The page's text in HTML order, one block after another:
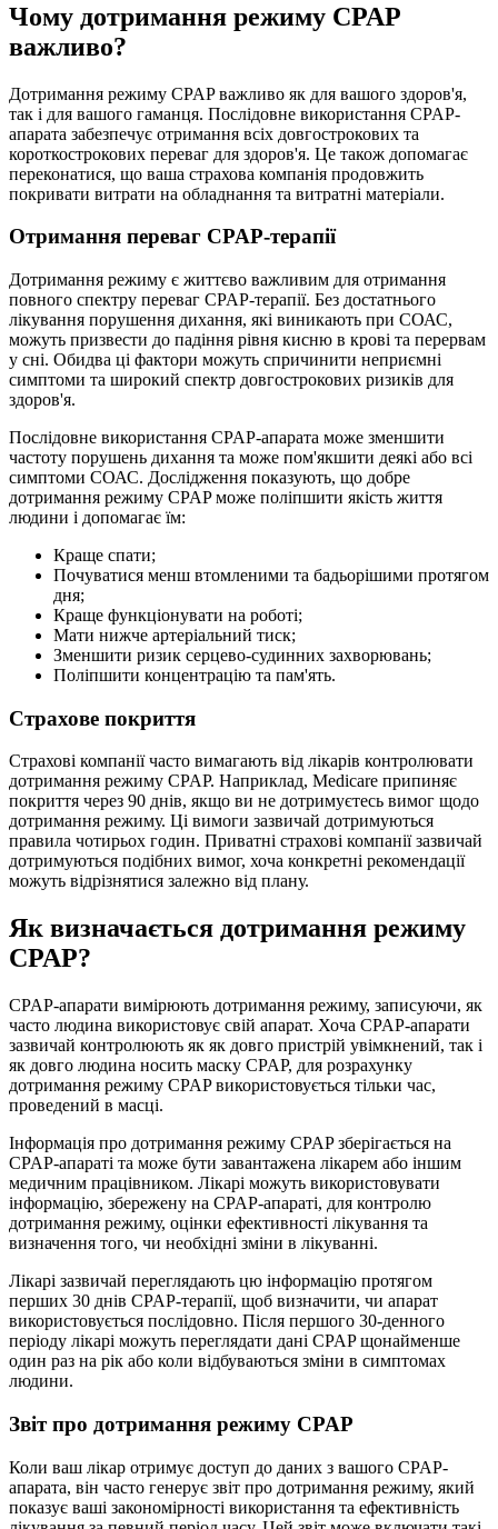
Чому дотримання режиму CPAP
важливо?
Дотримання режиму CPAP важливо як для вашого здоров'я,
так і для вашого гаманця. Послідовне використання CPAP-
апарата забезпечує отримання всіх довгострокових та
короткострокових переваг для здоров'я. Це також допомагає
переконатися, що ваша страхова компанія продовжить
покривати витрати на обладнання та витратні матеріали.
Отримання переваг CPAP-терапії
Дотримання режиму є життєво важливим для отримання
повного спектру переваг CPAP-терапії. Без достатнього
лікування порушення дихання, які виникають при СОАС,
можуть призвести до падіння рівня кисню в крові та перервам
у сні. Обидва ці фактори можуть спричинити неприємні
симптоми та широкий спектр довгострокових ризиків для
здоров'я.
Послідовне використання CPAP-апарата може зменшити
частоту порушень дихання та може пом'якшити деякі або всі
симптоми СОАС. Дослідження показують, що добре
дотримання режиму CPAP може поліпшити якість життя
людини і допомагає їм:
Краще спати;
Почуватися менш втомленими та бадьорішими протягом
дня;
Краще функціонувати на роботі;
Мати нижче артеріальний тиск;
Зменшити ризик серцево-судинних захворювань;
Поліпшити концентрацію та пам'ять.
Страхове покриття
Страхові компанії часто вимагають від лікарів контролювати
дотримання режиму CPAP. Наприклад, Medicare припиняє
покриття через 90 днів, якщо ви не дотримуєтесь вимог щодо
дотримання режиму. Ці вимоги зазвичай дотримуються
правила чотирьох годин. Приватні страхові компанії зазвичай
дотримуються подібних вимог, хоча конкретні рекомендації
можуть відрізнятися залежно від плану.
Як визначається дотримання режиму
CPAP?
CPAP-апарати вимірюють дотримання режиму, записуючи, як
часто людина використовує свій апарат. Хоча CPAP-апарати
зазвичай контролюють як як довго пристрій увімкнений, так і
як довго людина носить маску CPAP, для розрахунку
дотримання режиму CPAP використовується тільки час,
проведений в масці.
Інформація про дотримання режиму CPAP зберігається на
CPAP-апараті та може бути завантажена лікарем або іншим
медичним працівником. Лікарі можуть використовувати
інформацію, збережену на CPAP-апараті, для контролю
дотримання режиму, оцінки ефективності лікування та
визначення того, чи необхідні зміни в лікуванні.
Лікарі зазвичай переглядають цю інформацію протягом
перших 30 днів CPAP-терапії, щоб визначити, чи апарат
використовується послідовно. Після першого 30-денного
періоду лікарі можуть переглядати дані CPAP щонайменше
один раз на рік або коли відбуваються зміни в симптомах
людини.
Звіт про дотримання режиму CPAP
Коли ваш лікар отримує доступ до даних з вашого CPAP-
апарата, він часто генерує звіт про дотримання режиму, який
показує ваші закономірності використання та ефективність